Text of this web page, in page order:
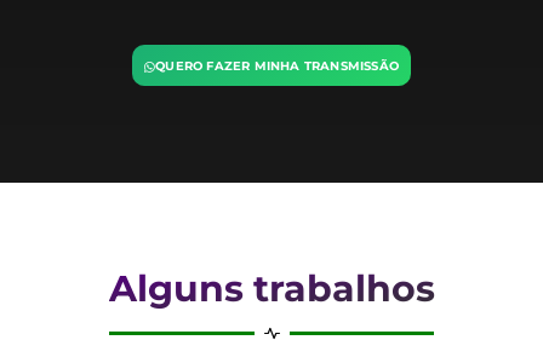
QUERO FAZER MINHA TRANSMISSÃO
Alguns trabalhos